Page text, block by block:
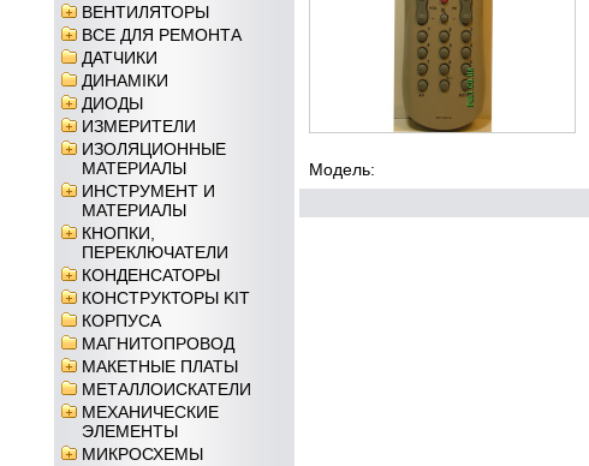
ВЕНТИЛЯТОРЫ
ВСЕ ДЛЯ РЕМОНТА
ДАТЧИКИ
ДИНАМІКИ
ДИОДЫ
ИЗМЕРИТЕЛИ
ИЗОЛЯЦИОННЫЕ
МАТЕРИАЛЫ
ИНСТРУМЕНТ И
МАТЕРИАЛЫ
КНОПКИ,
ПЕРЕКЛЮЧАТЕЛИ
КОНДЕНСАТОРЫ
КОНСТРУКТОРЫ KIT
КОРПУСА
МАГНИТОПРОВОД
МАКЕТНЫЕ ПЛАТЫ
МЕТАЛЛОИСКАТЕЛИ
МЕХАНИЧЕСКИЕ
ЭЛЕМЕНТЫ
МИКРОСХЕМЫ
Модель: